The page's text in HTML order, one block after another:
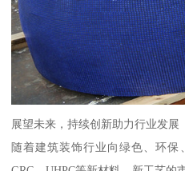
展望未来，持续创新助力行业发展
随着建筑装饰行业向绿色、环保